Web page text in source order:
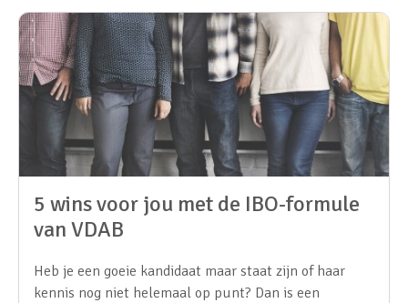
5 wins voor jou met de IBO-formule
van VDAB
Heb je een goeie kandidaat maar staat zijn of haar
kennis nog niet helemaal op punt? Dan is een